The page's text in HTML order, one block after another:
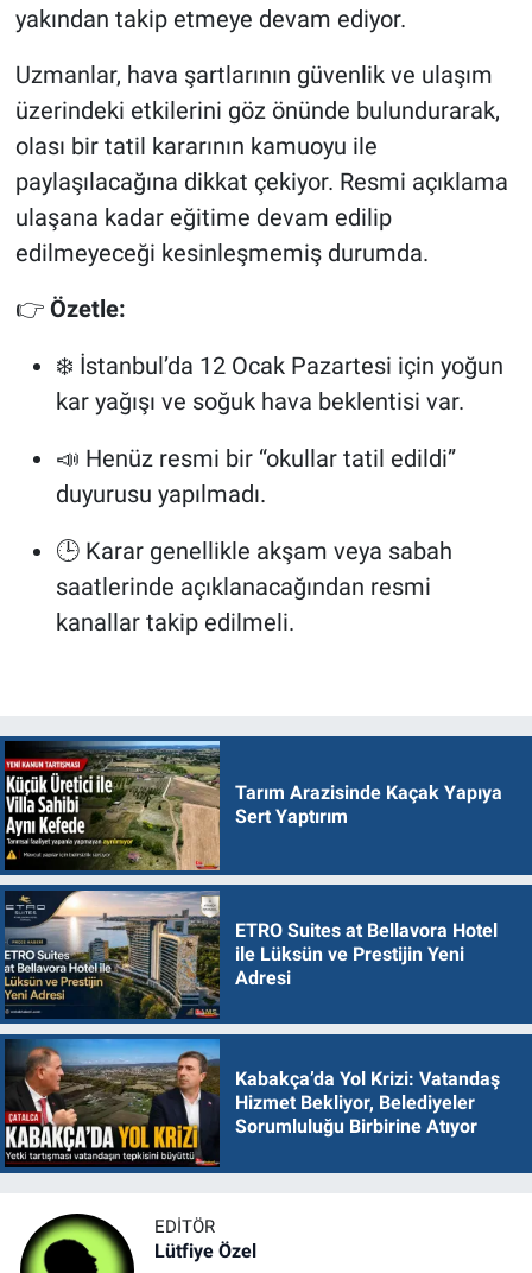
yakından takip etmeye devam ediyor.
Uzmanlar, hava şartlarının güvenlik ve ulaşım
üzerindeki etkilerini göz önünde bulundurarak,
olası bir tatil kararının kamuoyu ile
paylaşılacağına dikkat çekiyor. Resmi açıklama
ulaşana kadar eğitime devam edilip
edilmeyeceği kesinleşmemiş durumda.
👉 Özetle:
❄️ İstanbul’da 12 Ocak Pazartesi için yoğun
kar yağışı ve soğuk hava beklentisi var.
📣 Henüz resmi bir “okullar tatil edildi”
duyurusu yapılmadı.
🕒 Karar genellikle akşam veya sabah
saatlerinde açıklanacağından resmi
kanallar takip edilmeli.
Tarım Arazisinde Kaçak Yapıya
Sert Yaptırım
ETRO Suites at Bellavora Hotel
ile Lüksün ve Prestijin Yeni
Adresi
Kabakça’da Yol Krizi: Vatandaş
Hizmet Bekliyor, Belediyeler
Sorumluluğu Birbirine Atıyor
EDITÖR
Lütfiye Özel